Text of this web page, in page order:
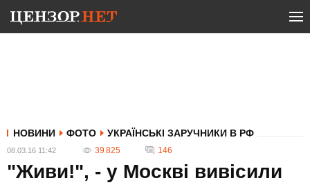
НОВИНИ ФОТО УКРАЇНСЬКІ ЗАРУЧНИКИ В РФ
08.03.16 11:42 39 825 146
"Живи!", - у Москві вивісили